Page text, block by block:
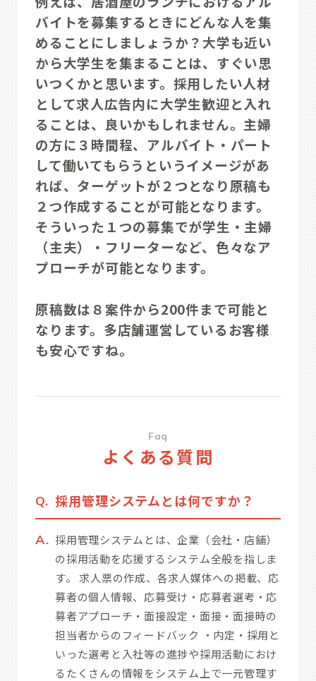
バイトを募集するときにどんな人を集
めることにしましょうか？大学も近い
から大学生を集まることは、すぐい思
いつくかと思います。採用したい人材
として求人広告内に大学生歓迎と入れ
ることは、良いかもしれません。主婦
の方に３時間程、アルバイト・パート
して働いてもらうというイメージがあ
れば、ターゲットが２つとなり原稿も
２つ作成することが可能となります。
そういった１つの募集でが学生・主婦
（主夫）・フリーターなど、色々なア
プローチが可能となります。
原稿数は８案件から200件まで可能と
なります。多店舗運営しているお客様
も安心ですね。
Faq
よくある質問
採用管理システムとは何ですか？
採用管理システムとは、企業（会社・店舗）
の採用活動を応援するシステム全般を指しま
す。 求人票の作成、各求人媒体への掲載、応
募者の個人情報、応募受け・応募者選考・応
募者アプローチ・面接設定・面接・面接時の
担当者からのフィードバック ・内定・採用と
いった選考と入社等の進捗や採用活動におけ
るたくさんの情報をシステム上で一元管理す